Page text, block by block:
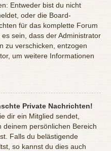
Entweder bist du nicht
oder die Board-
für das komplette Forum
sein, dass der Administrator
zu verschicken, entzogen
um weitere Informationen
Private Nachrichten!
dir ein Mitglied sendet,
persönlichen Bereich
Falls du belästigende
so kannst du dies auch